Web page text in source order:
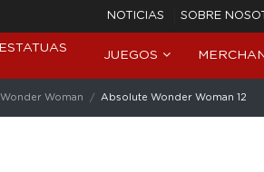
NOTICIAS SOBRE
JUEGOS
Woman Absolute Wonder Woman 12